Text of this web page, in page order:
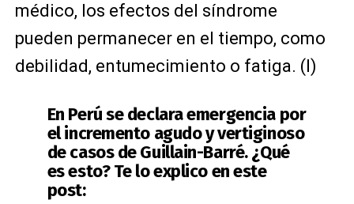
médico, los efectos del síndrome
pueden permanecer en el tiempo, como
debilidad, entumecimiento o fatiga. (I)
En Perú se declara emergencia por
el incremento agudo y vertiginoso
de casos de Guillain-Barré. ¿Qué
es esto? Te lo explico en este
post: